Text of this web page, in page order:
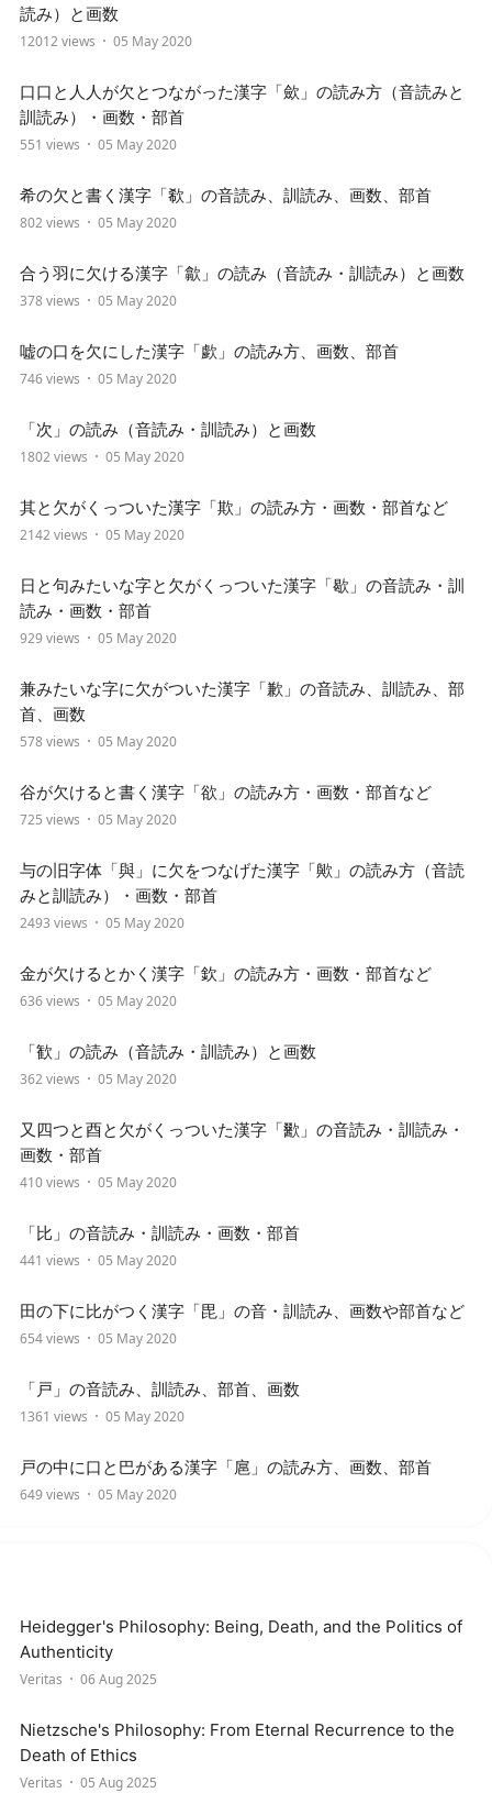
読み）と画数
12012 views 05 May 2020
口口と人人が欠とつながった漢字「歛」の読み方（音読みと
訓読み）・画数・部首
551 views 05 May 2020
希の欠と書く漢字「欷」の音読み、訓読み、画数、部首
802 views 05 May 2020
合う羽に欠ける漢字「歙」の読み（音読み・訓読み）と画数
378 views 05 May 2020
嘘の口を欠にした漢字「歔」の読み方、画数、部首
746 views 05 May 2020
「次」の読み（音読み・訓読み）と画数
1802 views 05 May 2020
其と欠がくっついた漢字「欺」の読み方・画数・部首など
2142 views 05 May 2020
日と句みたいな字と欠がくっついた漢字「歇」の音読み・訓
読み・画数・部首
929 views 05 May 2020
兼みたいな字に欠がついた漢字「歉」の音読み、訓読み、部
首、画数
578 views 05 May 2020
谷が欠けると書く漢字「欲」の読み方・画数・部首など
725 views 05 May 2020
与の旧字体「與」に欠をつなげた漢字「歟」の読み方（音読
みと訓読み）・画数・部首
2493 views 05 May 2020
金が欠けるとかく漢字「欽」の読み方・画数・部首など
636 views 05 May 2020
「歓」の読み（音読み・訓読み）と画数
362 views 05 May 2020
又四つと酉と欠がくっついた漢字「歠」の音読み・訓読み・
画数・部首
410 views 05 May 2020
「比」の音読み・訓読み・画数・部首
441 views 05 May 2020
田の下に比がつく漢字「毘」の音・訓読み、画数や部首など
654 views 05 May 2020
「戸」の音読み、訓読み、部首、画数
1361 views 05 May 2020
戸の中に口と巴がある漢字「扈」の読み方、画数、部首
649 views 05 May 2020
Heidegger's Philosophy: Being, Death, and the Politics of
Authenticity
Veritas 06 Aug 2025
Nietzsche's Philosophy: From Eternal Recurrence to the
Death of Ethics
Veritas 05 Aug 2025